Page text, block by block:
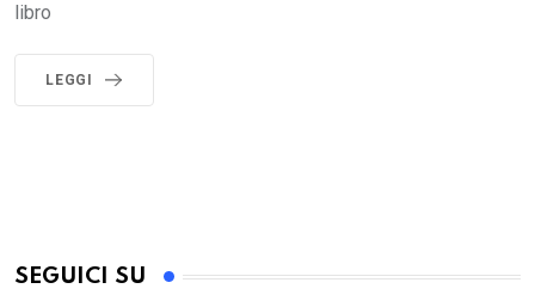
libro
LEGGI
SEGUICI SU